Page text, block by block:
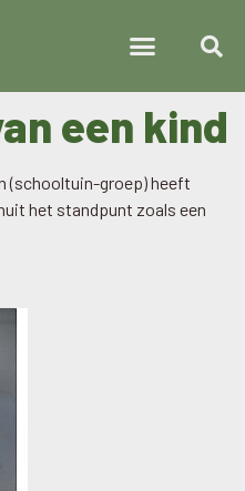
een kind
(schooltuin-groep) heeft
het standpunt zoals een